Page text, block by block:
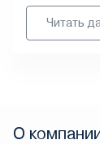
Читать
О